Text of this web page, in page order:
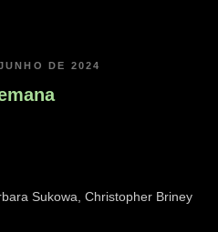
DE 2024
Sukowa, Christopher Briney